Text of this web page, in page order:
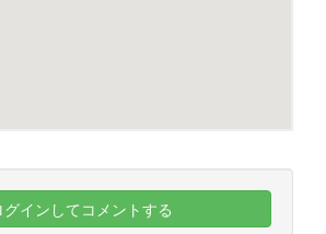
グインしてコメントする